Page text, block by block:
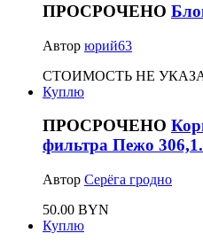
ПРОСРОЧЕНО
Автор юрий63
СТОИМОСТЬ НЕ
Куплю
ПРОСРОЧЕНО
фильтра Пежо
Автор Серёга гродно
50.00 BYN
Куплю